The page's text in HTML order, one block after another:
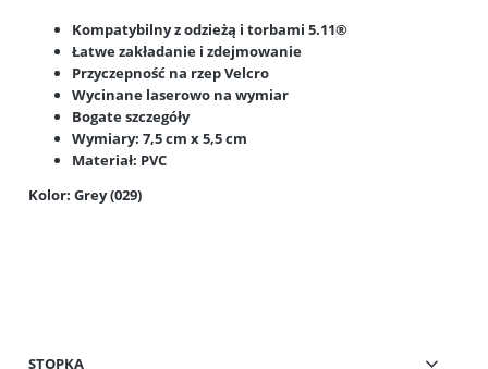
Kompatybilny z odzieżą i torbami 5.11®
Łatwe zakładanie i zdejmowanie
Przyczepność na rzep Velcro
Wycinane laserowo na wymiar
Bogate szczegóły
Wymiary: 7,5 cm x 5,5 cm
Materiał: PVC
Kolor: Grey (029)
STOPKA